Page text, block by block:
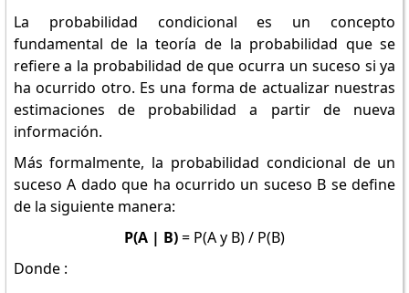
La probabilidad condicional es un concepto
fundamental de la teoría de la probabilidad que se
refiere a la probabilidad de que ocurra un suceso si ya
ha ocurrido otro. Es una forma de actualizar nuestras
estimaciones de probabilidad a partir de nueva
información.
Más formalmente, la probabilidad condicional de un
suceso A dado que ha ocurrido un suceso B se define
de la siguiente manera:
P(A | B)= P(A y B) / P(B)
Donde :